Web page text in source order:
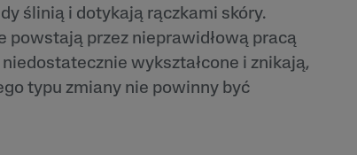
ślinią i dotykają rączkami skóry.
powstają przez nieprawidłową pracą
niedostatecznie wykształcone i znikają,
typu zmiany nie powinny być